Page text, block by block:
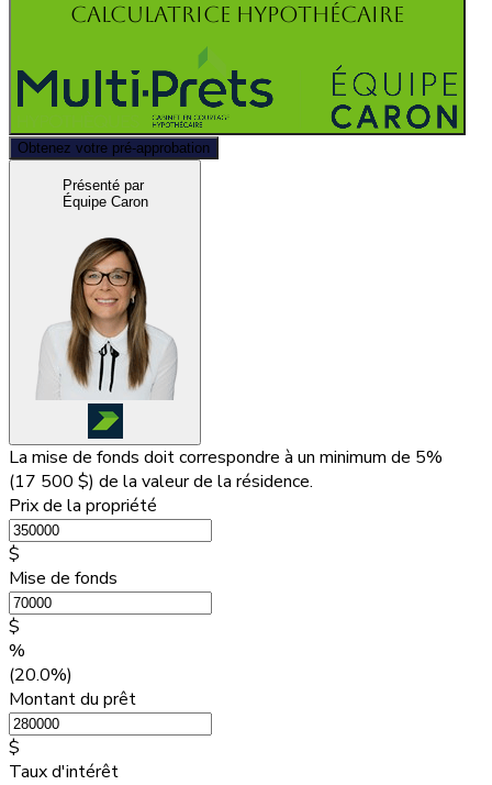
Calculatrice hypothécaire
Obtenez votre pré-approbation
Présenté par
Équipe Caron
La mise de fonds doit correspondre à un minimum de 5%
(17 500 $) de la valeur de la résidence.
Prix de la propriété
$
Mise de fonds
$
%
(20.0%)
Montant du prêt
$
Taux d'intérêt